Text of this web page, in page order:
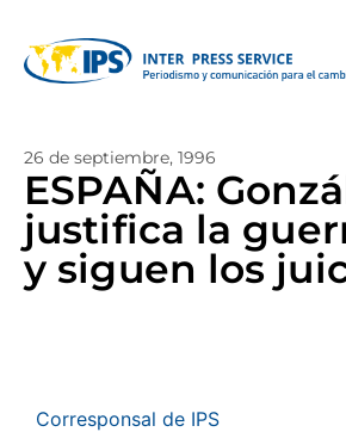
26 de septiembre, 1996
ESPAÑA:
justifica la
y siguen los
Corresponsal de IPS